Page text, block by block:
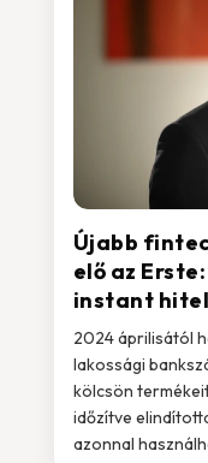
Újabb
elő az
instant
2024 áprilisától
lakossági
kölcsön
időzítve
azonnal